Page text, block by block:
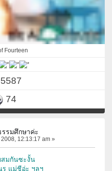
Fourteen
74
รรมศึกษาค่ะ
12:13:17 am »
สมกันซะงั้น
แม่ชีอ่ะ ฯลฯ